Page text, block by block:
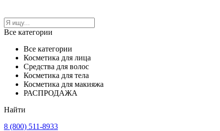
Все категории
Все категории
Косметика для лица
Средства для волос
Косметика для тела
Косметика для макияжа
РАСПРОДАЖА
Найти
8 (800) 511-8933